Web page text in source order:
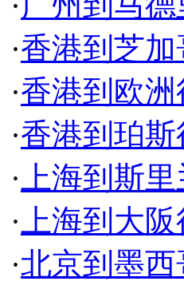
·香港到芝
·香港到欧
·香港到珀
· 上海到斯
· 上海到大
·北京到墨